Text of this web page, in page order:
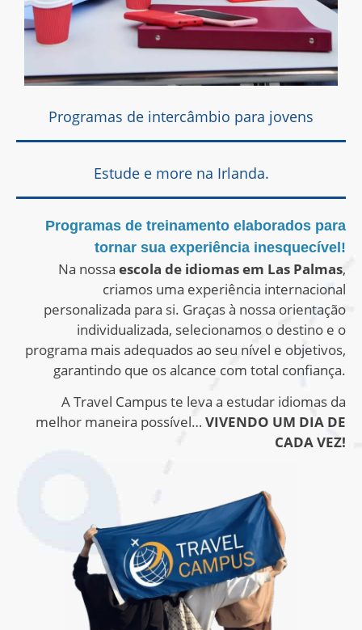
Programas de intercâmbio para jovens
Estude e more na Irlanda.
Programas de treinamento elaborados para
tornar sua experiência inesquecível!
Na nossa escola de idiomas em Las Palmas,
criamos uma experiência internacional
personalizada para si. Graças à nossa orientação
individualizada, selecionamos o destino e o
programa mais adequados ao seu nível e objetivos,
garantindo que os alcance com total confiança.
A Travel Campus te leva a estudar idiomas da
melhor maneira possível… VIVENDO UM DIA DE
CADA VEZ!